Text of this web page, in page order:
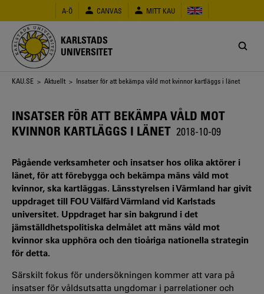
huvudinnehåll
A-Ö CANVAS MITT KAU
KARLSTADS
UNIVERSITET
Länkstig
KAU.SE > Aktuellt > Insatser för att bekämpa våld mot kvinnor kartläggs i länet
INSATSER FÖR ATT BEKÄMPA VÅLD MOT
KVINNOR KARTLÄGGS I LÄNET 2018-10-09
Pågående verksamheter och insatser hos olika aktörer i
länet, för att förebygga och bekämpa mäns våld mot
kvinnor, ska kartläggas. Länsstyrelsen i Värmland har givit
uppdraget till FOU Välfärd Värmland vid Karlstads
universitet. Uppdraget har sin bakgrund i det
jämställdhetspolitiska delmålet att mäns våld mot
kvinnor ska upphöra och den tioåriga nationella strategin
för detta.
Särskilt fokus för undersökningen kommer att vara på
insatser för våldsutsatta ungdomar i parrelationer och